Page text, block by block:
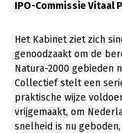
Platteland en
Mens,
Internationaal
Sectoren
IPO-Commissie Vitaal
Het Kabinet ziet zich
genoodzaakt om de
Natura-2000 gebieden
Collectief stelt een
praktische wijze
vrijgemaakt, om
snelheid is nu